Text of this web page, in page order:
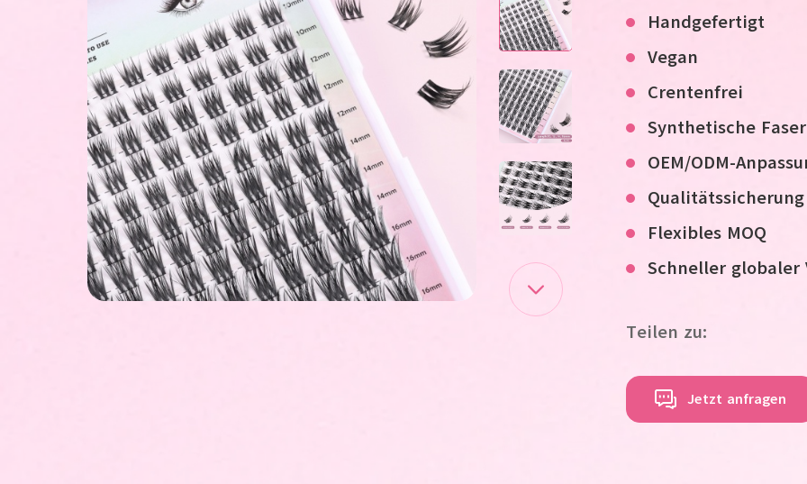
Handgefertigt
Vegan
Crentenfrei
Synthetische Faser
OEM/ODM-
Qualitätssicherung
Flexibles MOQ
Schneller globaler
Teilen zu:
Jetzt anfragen